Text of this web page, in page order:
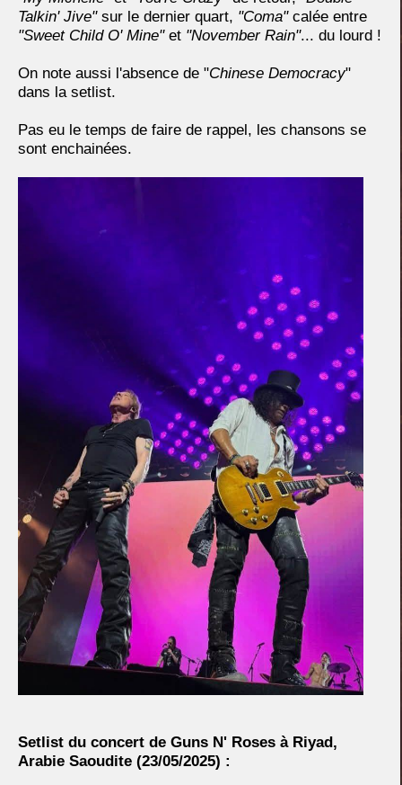
Talkin' Jive"sur le dernier quart, "Coma"calée entre
"Sweet Child O' Mine"et "November Rain"... du lourd !
On note aussi l'absence de "Chinese Democracy"
dans la setlist.
Pas eu le temps de faire de rappel, les chansons se
sont enchainées.
Setlist du concert de Guns N' Roses à Riyad,
Arabie Saoudite (23/05/2025) :